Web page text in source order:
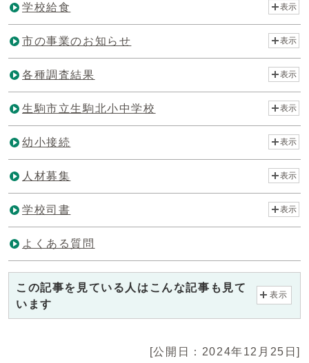
学校給食 表示
市の事業のお知らせ 表示
各種調査結果 表示
生駒市立生駒北小中学校 表示
幼小接続 表示
人材募集 表示
学校司書 表示
よくある質問
この記事を見ている人はこんな記事も見て
います
表示
[公開日：2024年12月25日]